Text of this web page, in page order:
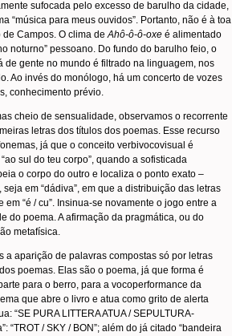
sufocada pelo excesso de barulho da cidade,
“música para meus ouvidos”. Portanto, não é à toa
de Campos. O clima deAhô-ô-ô-oxe é alimentado
noturno” pessoano. Do fundo do barulho feio, o
de gente no mundo é filtrado na linguagem, nos
Ao invés do monólogo, há um concerto de vozes
conhecimento prévio.
cheio de sensualidade, observamos o recorrente
letras dos títulos dos poemas. Esse recurso
já que o conceito verbivocovisual é
sul do teu corpo”, quando a sofisticada
o corpo do outro e localiza o ponto exato –
seja em “dádiva”, em que a distribuição das letras
“é / cu”. Insinua-se novamente o jogo entre a
do poema. A afirmação da pragmática, ou do
metafísica.
a aparição de palavras compostas só por letras
poemas. Elas são o poema, já que forma é
para o berro, para a vocoperformance da
que abre o livro e atua como grito de alerta
“SE PURA LITTERA ATUA / SEPULTURA-
“TROT / SKY / BON”; além do já citado “bandeira